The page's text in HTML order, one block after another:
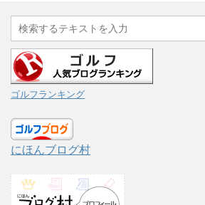
ゴルフランキング
にほんブログ村